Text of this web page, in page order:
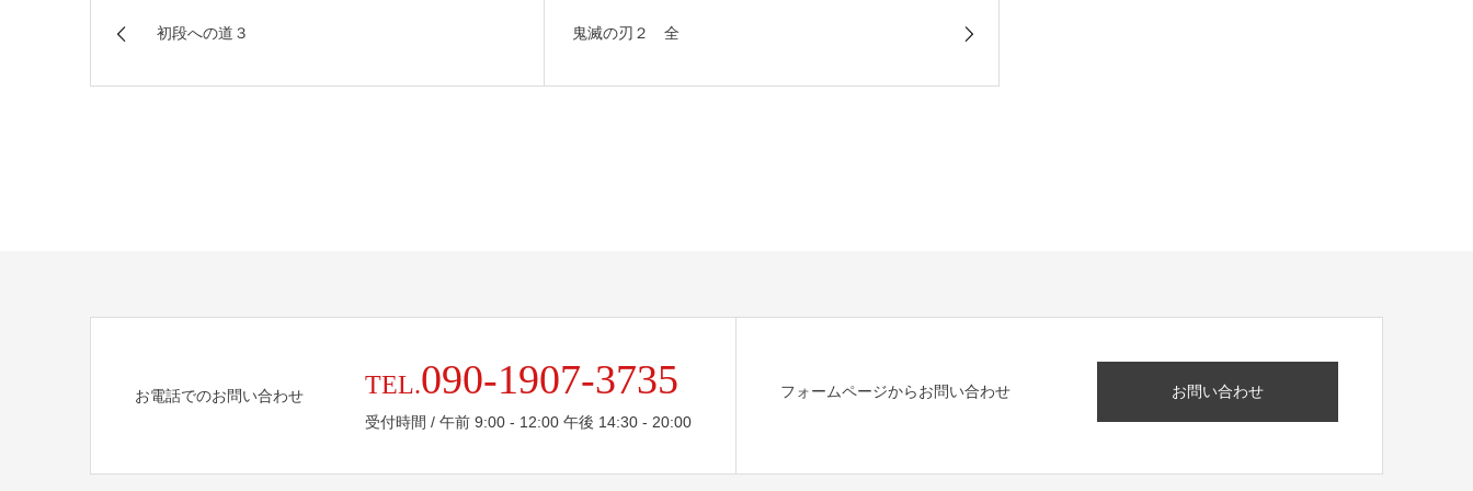
初段への道３ 鬼滅の刃２ 全
お電話でのお問い合わせ TEL.090-1907-3735
受付時間 / 午前 9:00 - 12:00 午後 14:30 - 20:00
フォームページからお問い合わせ お問い合わせ